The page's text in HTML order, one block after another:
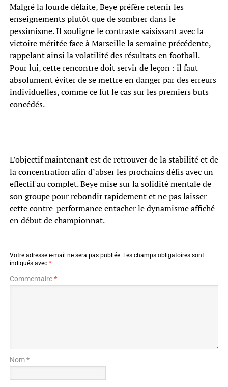
Malgré la lourde défaite, Beye préfère retenir les
enseignements plutôt que de sombrer dans le
pessimisme. Il souligne le contraste saisissant avec la
victoire méritée face à Marseille la semaine précédente,
rappelant ainsi la volatilité des résultats en football.
Pour lui, cette rencontre doit servir de leçon : il faut
absolument éviter de se mettre en danger par des erreurs
individuelles, comme ce fut le cas sur les premiers buts
concédés.
L’objectif maintenant est de retrouver de la stabilité et de
la concentration afin d’abser les prochains défis avec un
effectif au complet. Beye mise sur la solidité mentale de
son groupe pour rebondir rapidement et ne pas laisser
cette contre-performance entacher le dynamisme affiché
en début de championnat.
Votre adresse e-mail ne sera pas publiée. Les champs obligatoires sont
indiqués avec *
Commentaire*
Nom *